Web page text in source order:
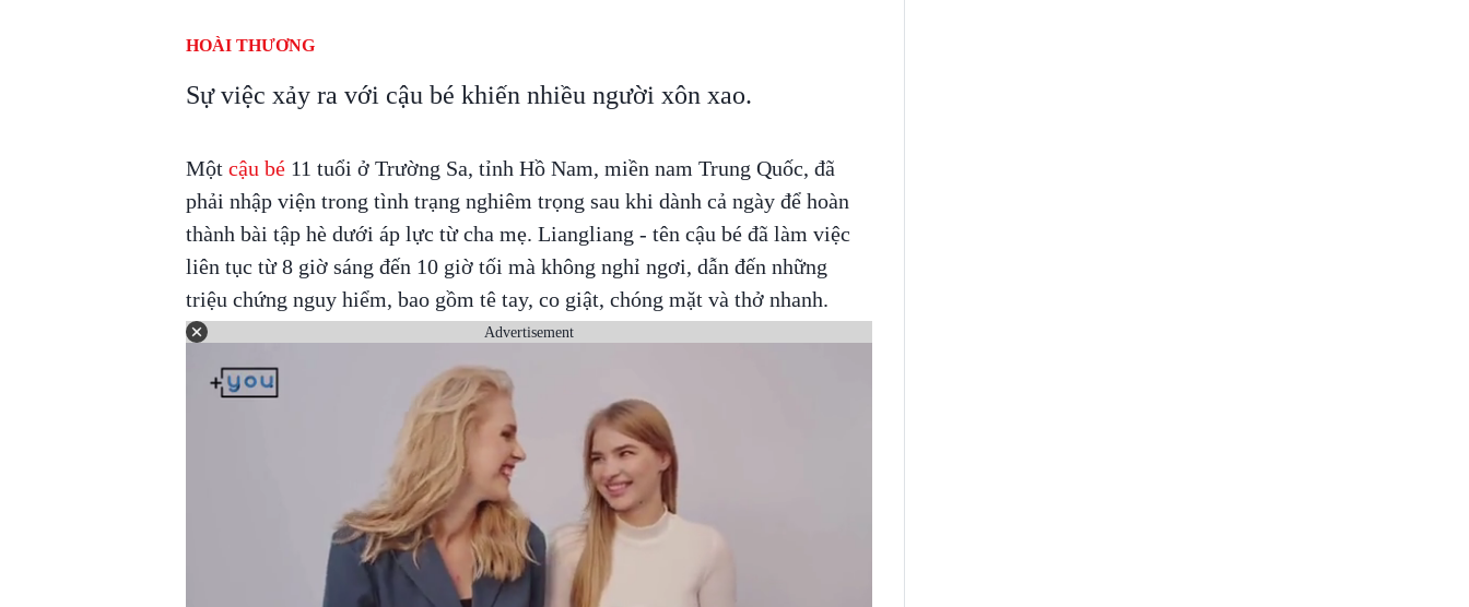
HOÀI THƯƠNG
Sự việc xảy ra với cậu bé khiến nhiều người xôn xao.
Một cậu bé11 tuổi ở Trường Sa, tỉnh Hồ Nam, miền nam Trung Quốc, đã
phải nhập viện trong tình trạng nghiêm trọng sau khi dành cả ngày để hoàn
thành bài tập hè dưới áp lực từ cha mẹ. Liangliang - tên cậu bé đã làm việc
liên tục từ 8 giờ sáng đến 10 giờ tối mà không nghỉ ngơi, dẫn đến những
triệu chứng nguy hiểm, bao gồm tê tay, co giật, chóng mặt và thở nhanh.
Advertisement